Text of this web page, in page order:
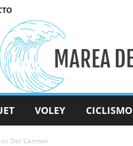
VOLEY CICLISMO
Del Carmen